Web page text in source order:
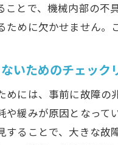
ことで、機械内部の不
ために欠かせません。
いためのチェック
めには、事前に故障の
や緩みが原因となっ
することで、大きな